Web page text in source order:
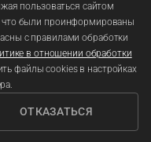
пользоваться сайтом
что были проинформированы
с правилами обработки
в отношении обработки
файлы cookies в настройках
ОТКАЗАТЬСЯ